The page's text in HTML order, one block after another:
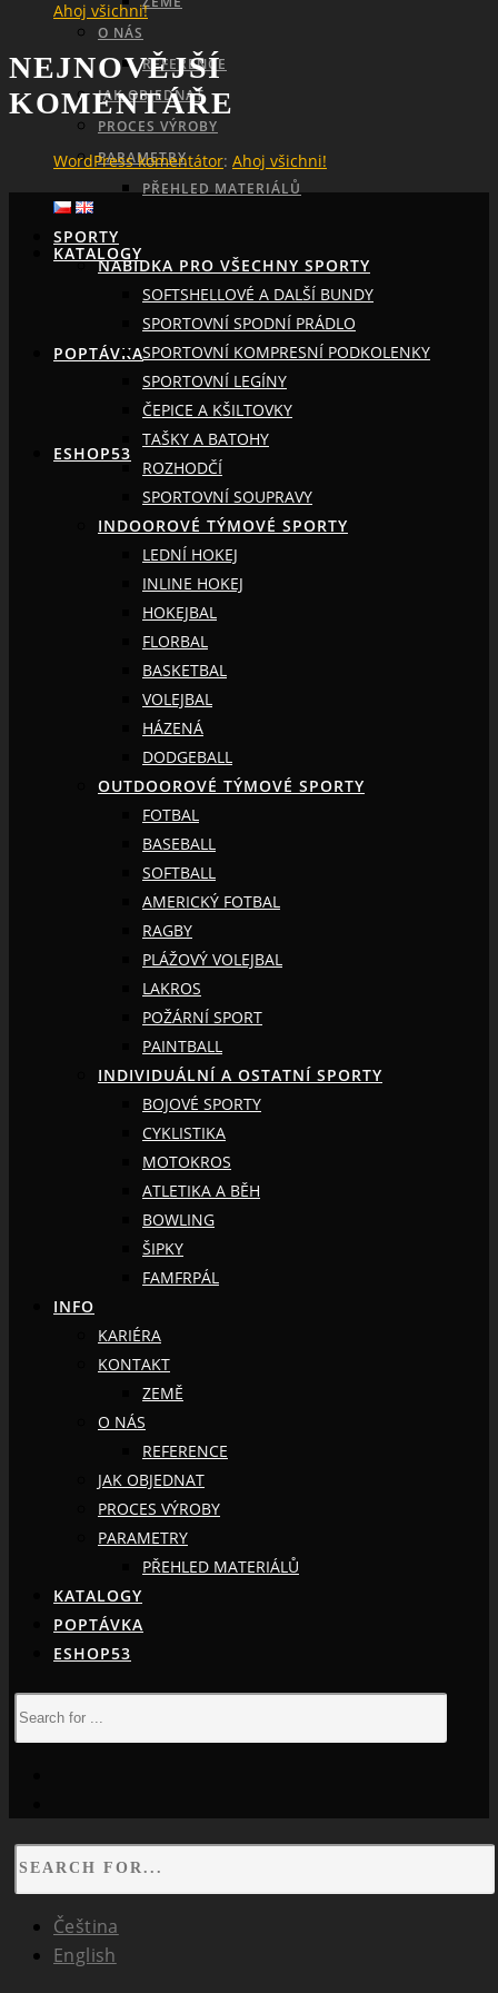
O NÁS
REFERENCE
JAK OBJEDNAT
PROCES VÝROBY
PARAMETRY
PŘEHLED MATERIÁLŮ
KATALOGY
POPTÁVKA
ESHOP53
Ahoj všichni!
NEJNOVĚJŠÍ
KOMENTÁŘE
WordPress komentátor: Ahoj všichni!
SPORTY
NABÍDKA PRO VŠECHNY SPORTY
SOFTSHELLOVÉ A DALŠÍ BUNDY
SPORTOVNÍ SPODNÍ PRÁDLO
SPORTOVNÍ KOMPRESNÍ PODKOLENKY
SPORTOVNÍ LEGÍNY
ČEPICE A KŠILTOVKY
TAŠKY A BATOHY
ROZHODČÍ
SPORTOVNÍ SOUPRAVY
INDOOROVÉ TÝMOVÉ SPORTY
LEDNÍ HOKEJ
INLINE HOKEJ
HOKEJBAL
FLORBAL
BASKETBAL
VOLEJBAL
HÁZENÁ
DODGEBALL
OUTDOOROVÉ TÝMOVÉ SPORTY
FOTBAL
BASEBALL
SOFTBALL
AMERICKÝ FOTBAL
RAGBY
PLÁŽOVÝ VOLEJBAL
LAKROS
POŽÁRNÍ SPORT
PAINTBALL
INDIVIDUÁLNÍ A OSTATNÍ SPORTY
BOJOVÉ SPORTY
CYKLISTIKA
MOTOKROS
ATLETIKA A BĚH
BOWLING
ŠIPKY
FAMFRPÁL
INFO
KARIÉRA
KONTAKT
ZEMĚ
O NÁS
REFERENCE
JAK OBJEDNAT
PROCES VÝROBY
PARAMETRY
PŘEHLED MATERIÁLŮ
KATALOGY
POPTÁVKA
ESHOP53
Čeština
English